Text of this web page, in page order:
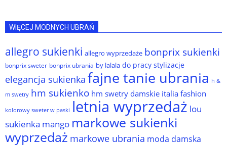
WIĘCEJ MODNYCH UBRAŃ
allegro sukienki allegro wyprzedaże bonprix sukienki
bonprix sweter bonprix ubrania by lalala do pracy stylizacje
elegancja sukienka fajne tanie ubrania h &
m swetry hm sukienko hm swetry damskie italia fashion
kolorowy sweter w paski letnia wyprzedaż lou
sukienka mango markowe sukienki
wyprzedaż markowe ubrania moda damska